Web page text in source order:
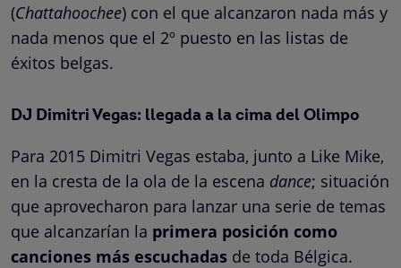
(Chattahoochee) con el que alcanzaron nada más y
nada menos que el 2º puesto en las listas de
éxitos belgas.
DJ Dimitri Vegas: llegada a la cima del Olimpo
Para 2015 Dimitri Vegas estaba, junto a Like Mike,
en la cresta de la ola de la escena dance; situación
que aprovecharon para lanzar una serie de temas
que alcanzarían la primera posición como
canciones más escuchadas de toda Bélgica.